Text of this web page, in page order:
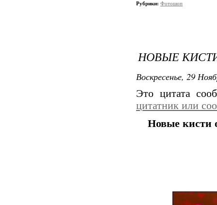
Рубрики: Фотошоп
НОВЫЕ
Воскресенье, 29
Это цитата
цитатник или
Новые кисти